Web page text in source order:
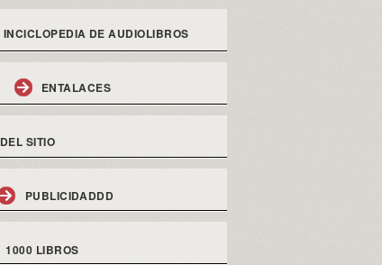
INCICLOPEDIA DE AUDIOLIBROS
ENTALACES
SITIO
PUBLICIDADDD
1000 LIBROS